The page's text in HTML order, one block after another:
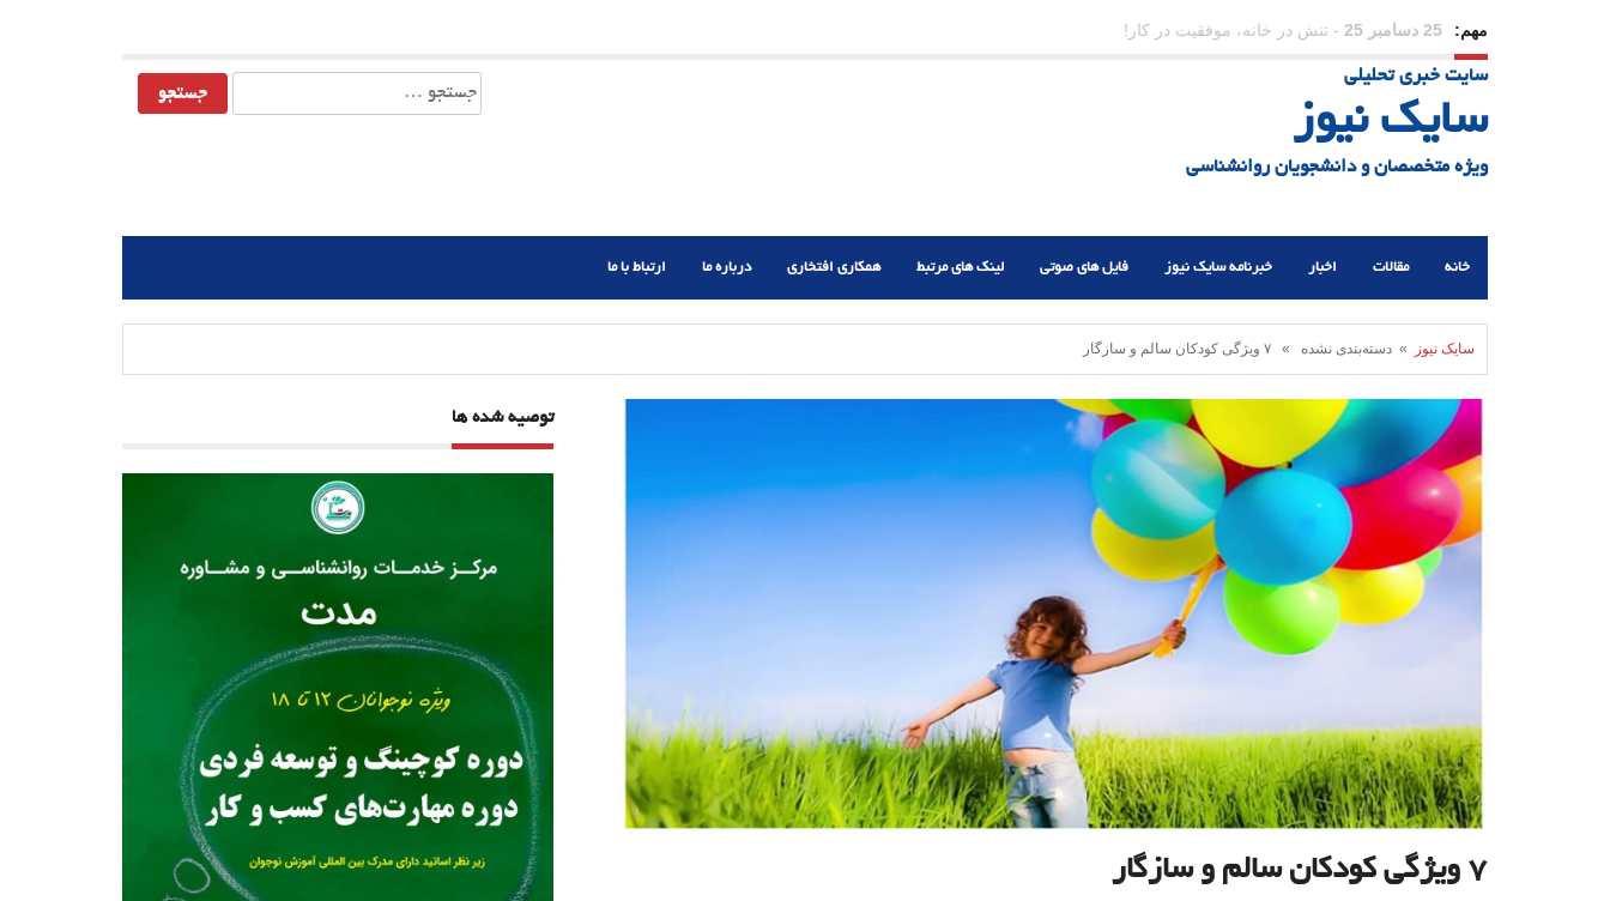
مهم: 23 دسامبر 25 - چرا اراده می‌کنیم ولی شکست می‌خوریم؟
21 دسامبر 25
سایت خبری تحلیلی
سایک نیوز
ویژه متخصصان و دانشجویان روانشناسی
جستجو
برای:
خانه مقالات اخبار خبرنامه سایک نیوز فایل های صوتی لینک های مرتبط همکاری افتخاری درباره ما ارتباط با ما
سایک نیوز » دسته‌بندی نشده » ۷ ویژگی کودکان سالم و سازگار
۷ ویژگی کودکان سالم و سازگار
توصیه شده ها